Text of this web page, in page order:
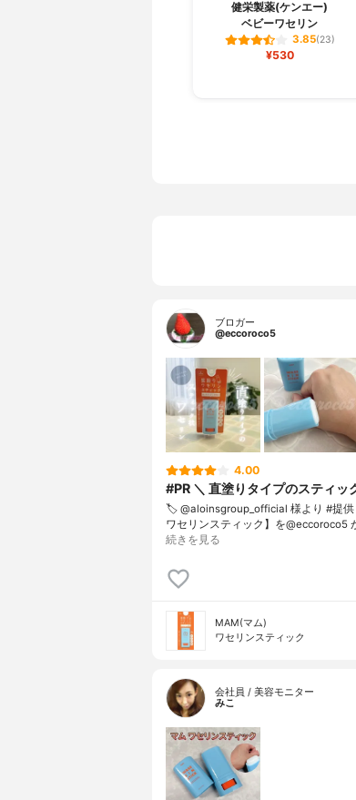
健栄製薬(ケンエー)
ベビーワセリン
3.85(23)
¥530
ブロガー
@eccoroco5
4.00
#PR ＼ 直塗りタイプのスティッ
🏷️ @aloinsgroup_official 様より #提供
ワセリンスティック】を
続きを見る
MAM(マム)
ワセリンスティック
会社員 / 美容モニター
みこ